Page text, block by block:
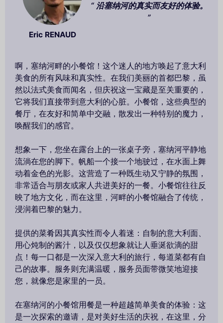
Eric RENAUD
沿塞纳河的真实而友好的体验。
啊，塞纳河畔的小餐馆！这个迷人的地方唤起了意大利
美食的所有风味和真实性。在我们美丽的首都巴黎，虽
然以法式美食而闻名，但庆祝这一宝藏是至关重要的，
它将我们直接带到意大利的心脏。小餐馆，这些典型的
餐厅，在友好和简单中交融，散发出一种特别的魔力，
唤醒我们的感官。
想象一下，您坐在露台上的一张桌子旁，塞纳河平静地
流淌在您的脚下。帆船一个接一个地驶过，在水面上舞
动着金色的光影。这营造了一种既生动又宁静的氛围，
非常适合与朋友或家人共进美好的一餐。小餐馆往往反
映了地方文化，而在这里，河畔的小餐馆融合了传统，
浸润着巴黎的魅力。
提供的菜肴因其真实性而令人着迷：自制的意大利面、
用心炖制的酱汁，以及仅仅想象就让人垂涎欲滴的甜
点！每一口都是一次深入意大利的旅行，每道菜都有自
己的故事。服务则充满温暖，服务员面带微笑地迎接
您，就像您是家里的一员。
在塞纳河的小餐馆用餐是一种超越简单美食的体验：这
是一次探索的邀请，是对美好生活的庆祝，在这里，分